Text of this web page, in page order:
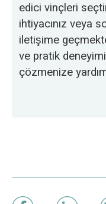
edici vinçleri
ihtiyacınız veya
iletişime
ve pratik
çözmenize